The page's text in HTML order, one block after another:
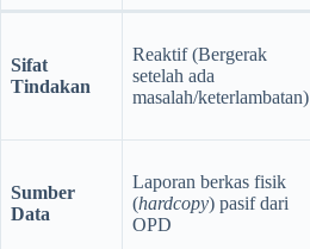
Sifat
Tindakan
Reaktif (Bergerak
setelah ada
masalah/keterlambatan)
Sumber
Data
Laporan berkas fisik
(hardcopy) pasif dari
OPD